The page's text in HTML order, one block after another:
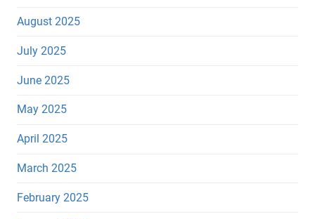
August 2025
July 2025
June 2025
May 2025
April 2025
March 2025
February 2025